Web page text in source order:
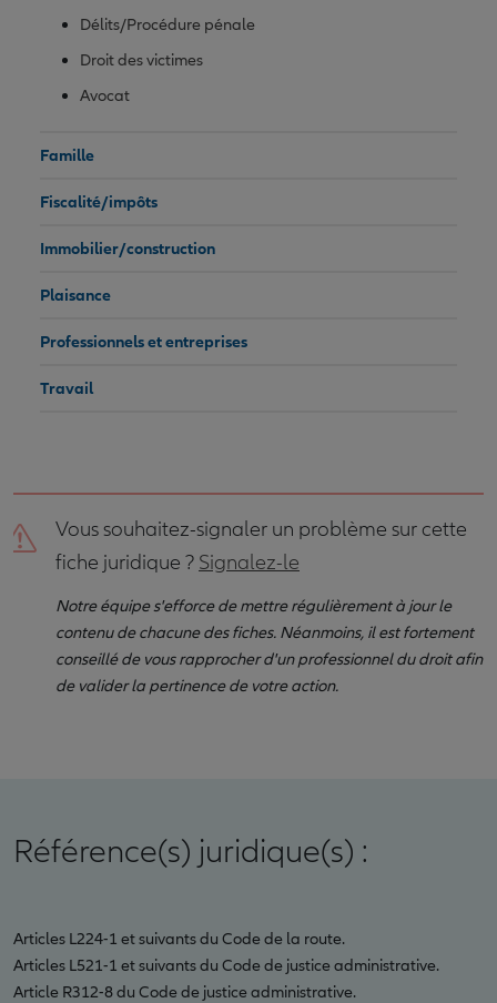
Délits/Procédure pénale
Droit des victimes
Avocat
Famille
Fiscalité/impôts
Immobilier/construction
Plaisance
Professionnels et entreprises
Travail
Vous souhaitez-signaler un problème sur cette
fiche juridique ? Signalez-le
Notre équipe s'efforce de mettre régulièrement à jour le
contenu de chacune des fiches. Néanmoins, il est fortement
conseillé de vous rapprocher d'un professionnel du droit afin
de valider la pertinence de votre action.
Référence(s) juridique(s) :
Articles L224-1 et suivants du Code de la route.
Articles L521-1 et suivants du Code de justice administrative.
Article R312-8 du Code de justice administrative.